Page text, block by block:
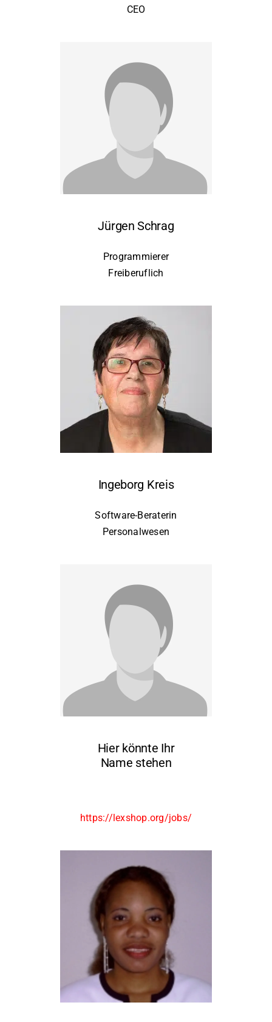
CEO
Jürgen Schrag
Programmierer
Freiberuflich
Ingeborg Kreis
Software-Beraterin
Personalwesen
Hier könnte Ihr
Name stehen
https://lexshop.org/jobs/